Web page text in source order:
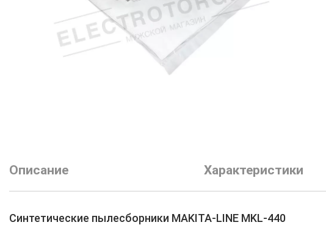
Описание Характеристики
Синтетические пылесборники MAKITA-LINE MKL-440